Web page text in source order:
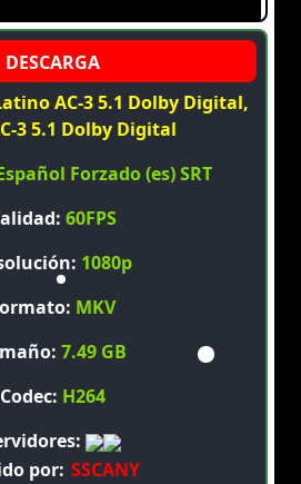
AC-3 5.1 Dolby Digital,
3 5.1 Dolby Digital
Forzado (es) SRT
60FPS
1080p
MKV
7.49 GB
Codec: H264
por: SSCANY